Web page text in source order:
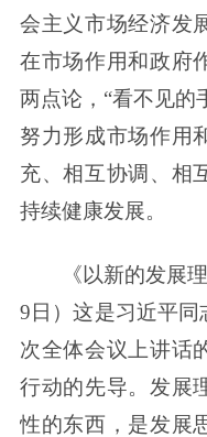
会主义市场经济发
在市场作用和政府
两点论，“看不见的
努力形成市场作用
充、相互协调、相
持续健康发展。
《以新的发展理
9日）这是习近平
次全体会议上讲话
行动的先导。发展
性的东西，是发展